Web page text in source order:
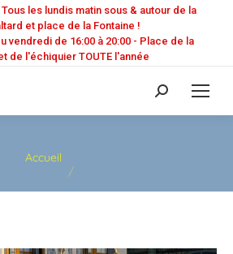
Tous les lundis matin sous & autour de la
et place de la Fontaine !
vendredi de 16:00 à 20:00 - Place de la
de l'échiquier TOUTE l'année
Recherche
:
Vous êtes ici :
Accueil